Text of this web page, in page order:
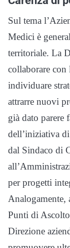
Sul tema
Medici è
territoriale. La
collaborare
individuare
attrarre nuovi
già dato parere
dell’iniziativa
dal Sindaco di
per progetti
Analogamente,
Punti di
Direzione